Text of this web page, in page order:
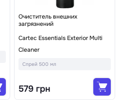
Очиститель внешних
загрязнений
Cartec Essentials Exterior Multi
Cleaner
Спрей 500 мл
579 грн